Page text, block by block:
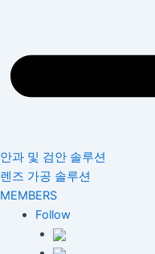
안과 및 검안 솔루션
렌즈 가공 솔루션
MEMBERS
Follow